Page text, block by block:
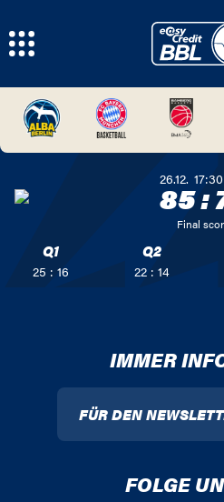
26.12. 17:30
85:
Final
Q1
25 : 16
Q2
22 : 14
IMMER
FÜR DEN
FOLGE